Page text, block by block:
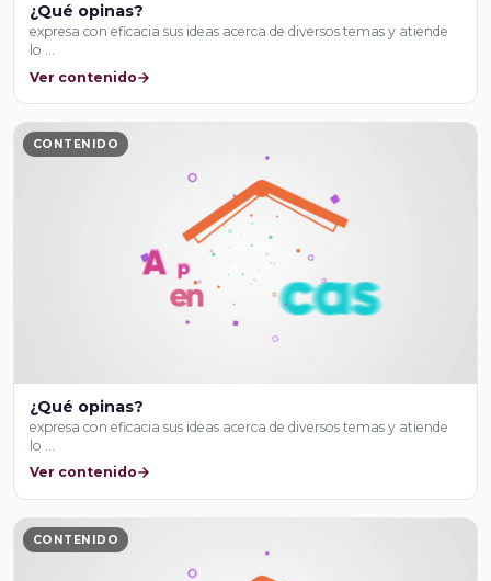
¿Qué opinas?
expresa con eficacia sus ideas acerca de diversos temas y atiende
lo …
Ver contenido
CONTENIDO
¿Qué opinas?
expresa con eficacia sus ideas acerca de diversos temas y atiende
lo …
Ver contenido
CONTENIDO